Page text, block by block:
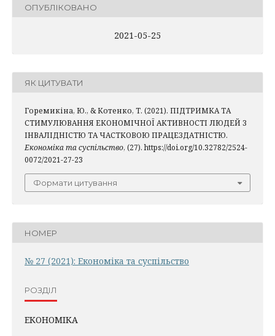
ОПУБЛІКОВАНО
2021-05-25
ЯК ЦИТУВАТИ
Горемикіна, Ю., & Котенко, Т. (2021). ПІДТРИМКА ТА
СТИМУЛЮВАННЯ ЕКОНОМІЧНОЇ АКТИВНОСТІ ЛЮДЕЙ З
ІНВАЛІДНІСТЮ ТА ЧАСТКОВОЮ ПРАЦЕЗДАТНІСТЮ.
Економіка та суспільство, (27). https://doi.org/10.32782/2524-
0072/2021-27-23
Формати цитування
НОМЕР
№ 27 (2021): Економіка та суспільство
РОЗДІЛ
ЕКОНОМІКА